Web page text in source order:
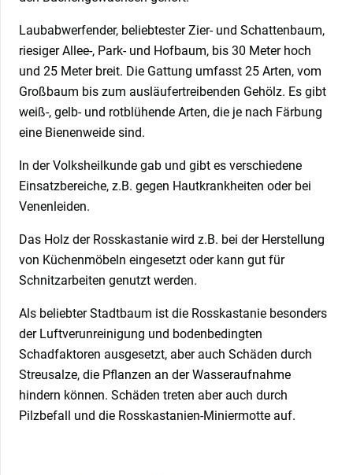
Laubabwerfender, beliebtester Zier- und Schattenbaum,
riesiger Allee-, Park- und Hofbaum, bis 30 Meter hoch
und 25 Meter breit. Die Gattung umfasst 25 Arten, vom
Großbaum bis zum ausläufertreibenden Gehölz. Es gibt
weiß-, gelb- und rotblühende Arten, die je nach Färbung
eine Bienenweide sind.
In der Volksheilkunde gab und gibt es verschiedene
Einsatzbereiche, z.B. gegen Hautkrankheiten oder bei
Venenleiden.
Das Holz der Rosskastanie wird z.B. bei der Herstellung
von Küchenmöbeln eingesetzt oder kann gut für
Schnitzarbeiten genutzt werden.
Als beliebter Stadtbaum ist die Rosskastanie besonders
der Luftverunreinigung und bodenbedingten
Schadfaktoren ausgesetzt, aber auch Schäden durch
Streusalze, die Pflanzen an der Wasseraufnahme
hindern können. Schäden treten aber auch durch
Pilzbefall und die Rosskastanien-Miniermotte auf.